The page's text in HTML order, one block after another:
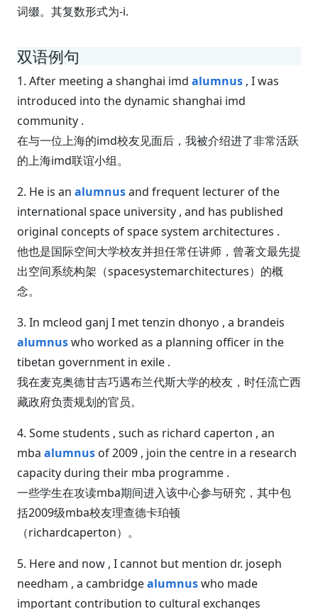
词缀。其复数形式为-i.
双语例句
1. After meeting a shanghai imd alumnus , I was
introduced into the dynamic shanghai imd
community .
在与一位上海的imd校友见面后，我被介绍进了非常活跃
的上海imd联谊小组。
2. He is an alumnusand frequent lecturer of the
international space university , and has published
original concepts of space system architectures .
他也是国际空间大学校友并担任常任讲师，曾著文最先提
出空间系统构架（spacesystemarchitectures）的概
念。
3. In mcleod ganj I met tenzin dhonyo , a brandeis
alumnuswho worked as a planning officer in the
tibetan government in exile .
我在麦克奥德甘吉巧遇布兰代斯大学的校友，时任流亡西
藏政府负责规划的官员。
4. Some students , such as richard caperton , an
mba alumnus of 2009 , join the centre in a research
capacity during their mba programme .
一些学生在攻读mba期间进入该中心参与研究，其中包
括2009级mba校友理查德卡珀顿
（richardcaperton）。
5. Here and now , I cannot but mention dr. joseph
needham , a cambridgealumnuswho made
important contribution to cultural exchanges